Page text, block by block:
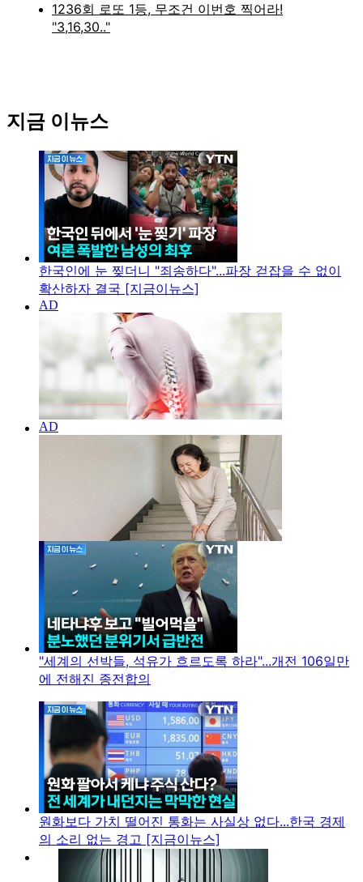
지금 이뉴스
한국인에 눈 찢더니 "죄송하다"...파장 걷잡을 수 없이
확산하자 결국 [지금이뉴스]
"세계의 선박들, 석유가 흐르도록 하라"...개전 106일만
에 전해진 종전합의
원화보다 가치 떨어진 통화는 사실상 없다...한국 경제
의 소리 없는 경고 [지금이뉴스]